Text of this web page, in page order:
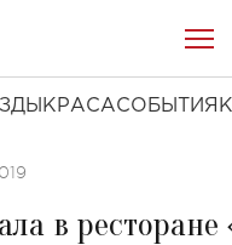
КРАСАСОБЫТИЯ
в ресторане